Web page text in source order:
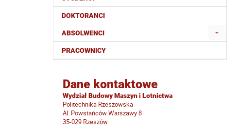
DOKTORANCI
ABSOLWENCI
PRACOWNICY
Dane kontaktowe
Wydział Budowy Maszyn i Lotnictwa
Politechnika Rzeszowska
Al. Powstańców Warszawy 8
35-029 Rzeszów